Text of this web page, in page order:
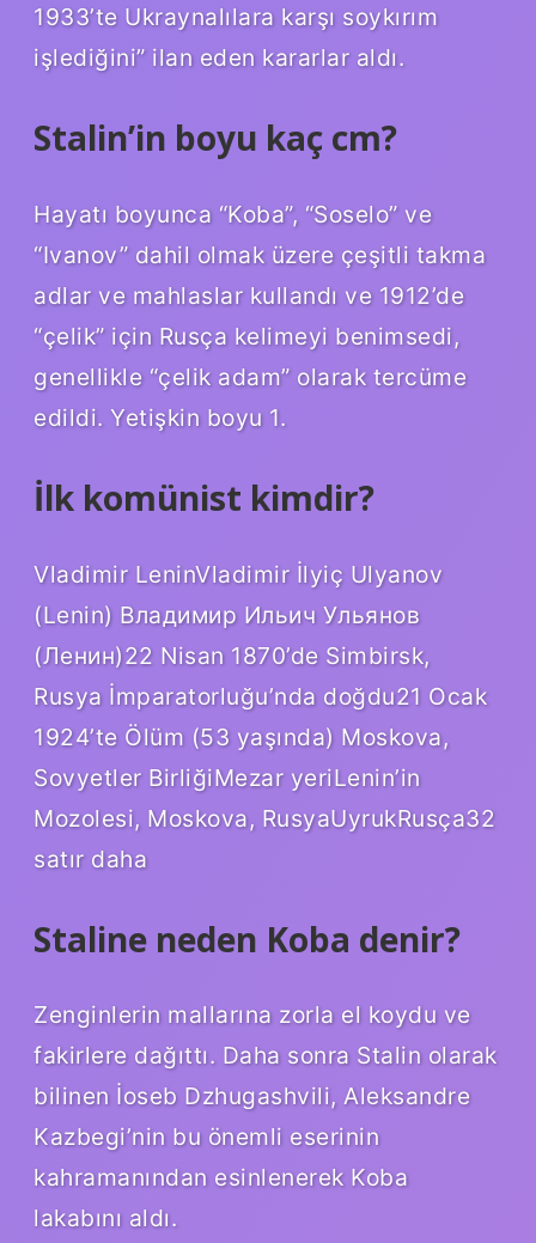
1933’te Ukraynalılara karşı soykırım
işlediğini” ilan eden kararlar aldı.
Stalin’in boyu kaç cm?
Hayatı boyunca “Koba”, “Soselo” ve
“Ivanov” dahil olmak üzere çeşitli takma
adlar ve mahlaslar kullandı ve 1912’de
“çelik” için Rusça kelimeyi benimsedi,
genellikle “çelik adam” olarak tercüme
edildi. Yetişkin boyu 1.
İlk komünist kimdir?
Vladimir LeninVladimir İlyiç Ulyanov
(Lenin) Владимир Ильич Ульянов
(Ленин)22 Nisan 1870’de Simbirsk,
Rusya İmparatorluğu’nda doğdu21 Ocak
1924’te Ölüm (53 yaşında) Moskova,
Sovyetler BirliğiMezar yeriLenin’in
Mozolesi, Moskova, RusyaUyrukRusça32
satır daha
Staline neden Koba denir?
Zenginlerin mallarına zorla el koydu ve
fakirlere dağıttı. Daha sonra Stalin olarak
bilinen İoseb Dzhugashvili, Aleksandre
Kazbegi’nin bu önemli eserinin
kahramanından esinlenerek Koba
lakabını aldı.